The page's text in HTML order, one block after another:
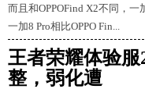
而且和OPPOFind X2不同，
一加8 Pro相比OPPO Fin...
王者荣耀体验服
整，弱化遭